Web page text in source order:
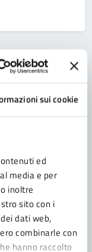
sui cookie
ed
media e per
inoltre
sito con i
dati web,
combinarle con
hanno raccolto